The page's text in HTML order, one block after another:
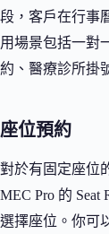
段，客戶在行事
用場景包括一對
約、醫療診所掛
座位預約
對於有固定座位
MEC Pro 的 Seat
選擇座位。你可